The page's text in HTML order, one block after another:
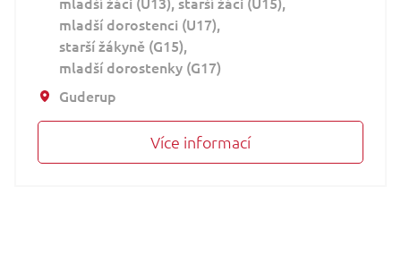
mladší dorostenci (U17)
starší žákyně (G15)
mladší dorostenky (G17)
Guderup
Více informací